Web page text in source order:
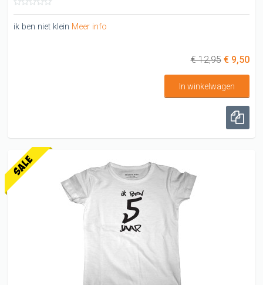
ik ben niet klein Meer info
€ 12,95 € 9,50
In winkelwagen